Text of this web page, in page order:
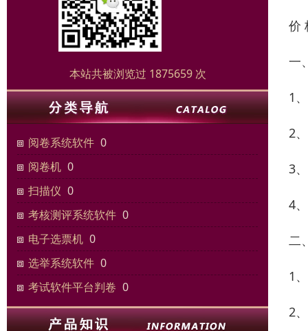
本站共被浏览过 1875659 次
阅卷系统软件 0
阅卷机 0
扫描仪 0
考核测评系统软件 0
电子选票机 0
选举系统软件 0
考试软件平台判卷 0
价
一
1
2
3
4
二
1
2